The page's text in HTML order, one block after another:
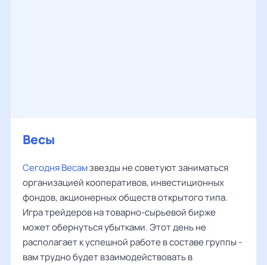
Весы
Сегодня Весамзвезды не советуют заниматься
организацией кооперативов, инвестиционных
фондов, акционерных обществ открытого типа.
Игра трейдеров на товарно-сырьевой бирже
может обернуться убытками. Этот день не
располагает к успешной работе в составе группы -
вам трудно будет взаимодействовать в